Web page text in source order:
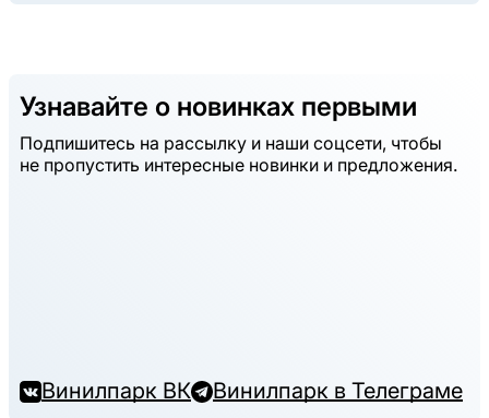
Узнавайте о новинках первыми
Подпишитесь на рассылку и наши соцсети, чтобы
не пропустить интересные новинки и предложения.
Винилпарк ВК Винилпарк в Телеграме